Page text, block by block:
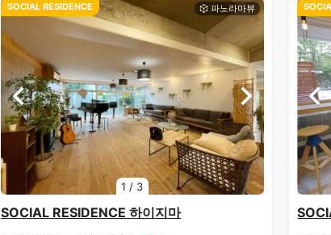
1 / 3
SOCIAL RESIDENCE
SOCIAL RESIDENCE 하이지마